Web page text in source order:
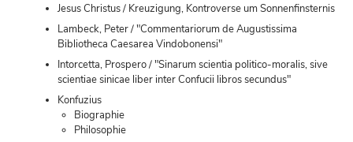
Jesus Christus / Kreuzigung, Kontroverse um Sonnenfinsternis
Lambeck, Peter / "Commentariorum de Augustissima
Bibliotheca Caesarea Vindobonensi"
Intorcetta, Prospero / "Sinarum scientia politico-moralis, sive
scientiae sinicae liber inter Confucii libros secundus"
Konfuzius
Biographie
Philosophie